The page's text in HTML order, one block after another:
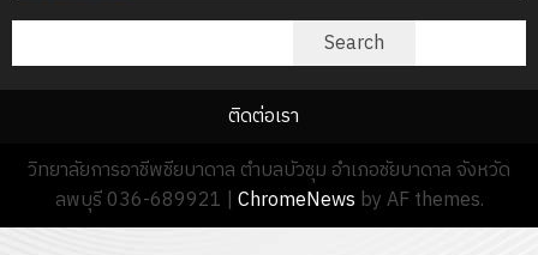
Search
ติดต่อเรา
วิทยาลัยการอาชีพชียบาดาล ตำบลบัวชุม อำเภอชัยบาดาล จังหวัด
ลพบุรี 036-689921 | ChromeNews by AF themes.